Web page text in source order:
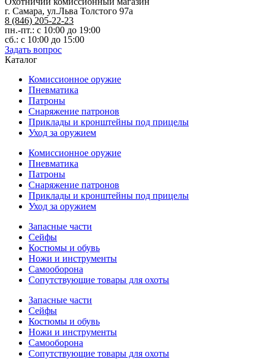
г. Самара, ул.Льва Толстого 97а
8 (846) 205-22-23
пн.-пт.: с 10:00 до 19:00
сб.: с 10:00 до 15:00
Задать вопрос
Каталог
Комиссионное оружие
Пневматика
Патроны
Снаряжение патронов
Приклады и кронштейны под прицелы
Уход за оружием
Комиссионное оружие
Пневматика
Патроны
Снаряжение патронов
Приклады и кронштейны под прицелы
Уход за оружием
Запасные части
Сейфы
Костюмы и обувь
Ножи и инструменты
Самооборона
Сопутствующие товары для охоты
Запасные части
Сейфы
Костюмы и обувь
Ножи и инструменты
Самооборона
Сопутствующие товары для охоты